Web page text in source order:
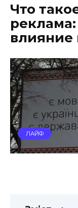
Что
влияние
ЛАЙФ